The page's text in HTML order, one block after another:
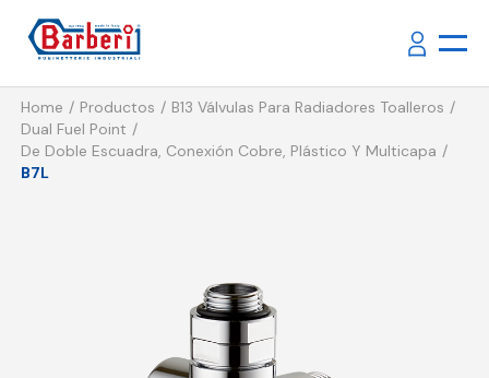
Home Productos
B13 Válvulas Para Radiadores Toalleros
Dual Fuel Point
De Doble Escuadra, Conexión Cobre, Plástico Y Multicapa
B7L